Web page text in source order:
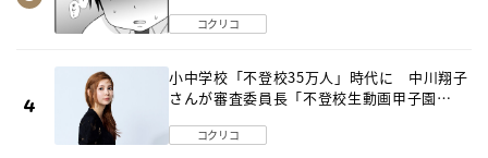
コクリコ
小中学校「不登校35万人」時代に 中川翔子
さんが審査委員長「不登校生動画甲子園
コクリコ